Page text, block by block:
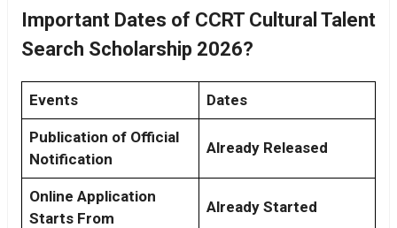
Important Dates of CCRT Cultural Talent
Search Scholarship 2026?
Events Dates
Publication of Official
Notification
Already Released
Online Application
Starts From
Already Started